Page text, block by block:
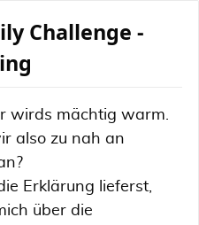
Challenge -
wirds mächtig warm.
also zu nah an
Erklärung lieferst,
über die